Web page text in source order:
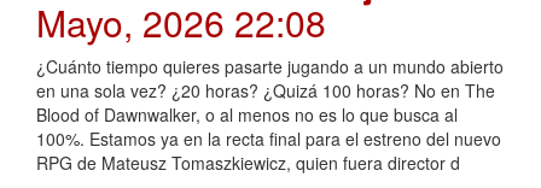
Mayo, 2026 22:08
¿Cuánto tiempo quieres pasarte jugando a un mundo abierto
en una sola vez? ¿20 horas? ¿Quizá 100 horas? No en The
Blood of Dawnwalker, o al menos no es lo que busca al
100%. Estamos ya en la recta final para el estreno del nuevo
RPG de Mateusz Tomaszkiewicz, quien fuera director d